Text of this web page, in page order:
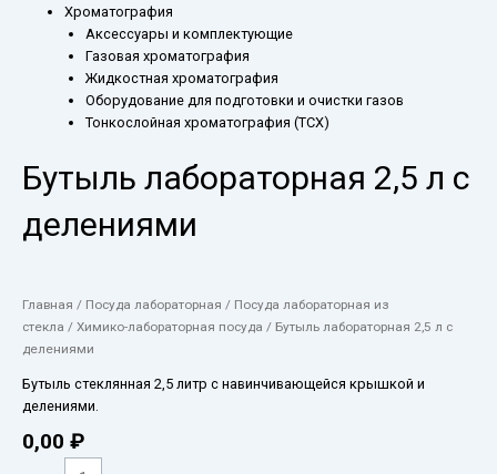
Хроматография
Аксессуары и комплектующие
Газовая хроматография
Жидкостная хроматография
Оборудование для подготовки и очистки газов
Тонкослойная хроматография (ТСХ)
Бутыль лабораторная 2,5 л с
делениями
Главная / Посуда лабораторная / Посуда лабораторная из
стекла / Химико-лабораторная посуда / Бутыль лабораторная 2,5 л с
делениями
Бутыль стеклянная 2,5 литр с навинчивающейся крышкой и
делениями.
0,00 ₽